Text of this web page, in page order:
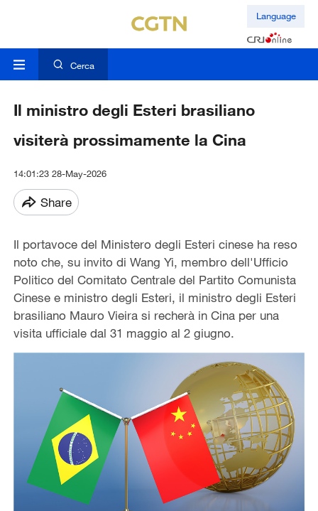
Language
Cerca
Il ministro degli Esteri brasiliano
visiterà prossimamente la Cina
14:01:23 28-May-2026
Share
Il portavoce del Ministero degli Esteri cinese ha reso
noto che, su invito di Wang Yi, membro dell'Ufficio
Politico del Comitato Centrale del Partito Comunista
Cinese e ministro degli Esteri, il ministro degli Esteri
brasiliano Mauro Vieira si recherà in Cina per una
visita ufficiale dal 31 maggio al 2 giugno.